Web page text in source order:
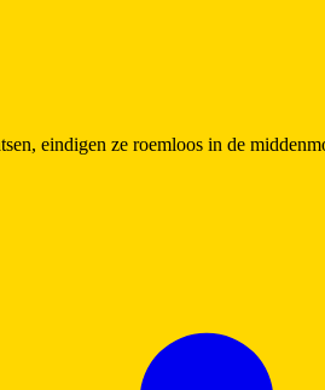
eindigen ze roemloos in de